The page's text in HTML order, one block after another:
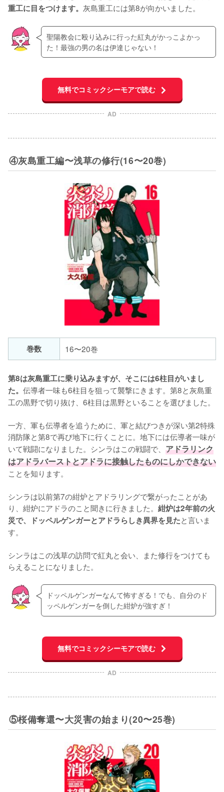
重工に目をつけます。 灰島重工には第8が向かいました。
聖陽教会に殴り込みに行った紅丸がかっこよかっ
た！最強の男の名は伊達じゃない！
無料でコミックシーモアで読む
AD
④灰島重工編〜浅草の修行(16〜20巻)
巻数 16〜20巻
第8は灰島重工に乗り込みますが、そこには6柱目がいまし
た。 伝導者一味も6柱目を狙って襲撃にきます。第8と灰島重
工の黒野で切り抜け、6柱目は黒野といることを選びました。
一方、軍も伝導者を追うために、軍と結びつきが深い第2特殊
消防隊と第8で再び地下に行くことに。地下には伝導者一味が
いて戦闘になりました。シンラはこの戦闘で、 アドラリンク
はアドラバーストとアドラに接触したものにしかできない
ことを知ります。
シンラは以前第7の紺炉とアドラリングで繋がったことがあ
り、紺炉にアドラのこと聞きに行きました。 紺炉は2年前の火
災で、ドッペルゲンガーとアドラらしき異界を見たと言いま
す。
シンラはこの浅草の訪問で紅丸と会い、また修行をつけても
らえることになりました。
ドッペルゲンガーなんて怖すぎる！でも、自分のド
ッペルゲンガーを倒した紺炉が強すぎ！
無料でコミックシーモアで読む
AD
⑤桜備奪還〜大災害の始まり(20〜25巻)